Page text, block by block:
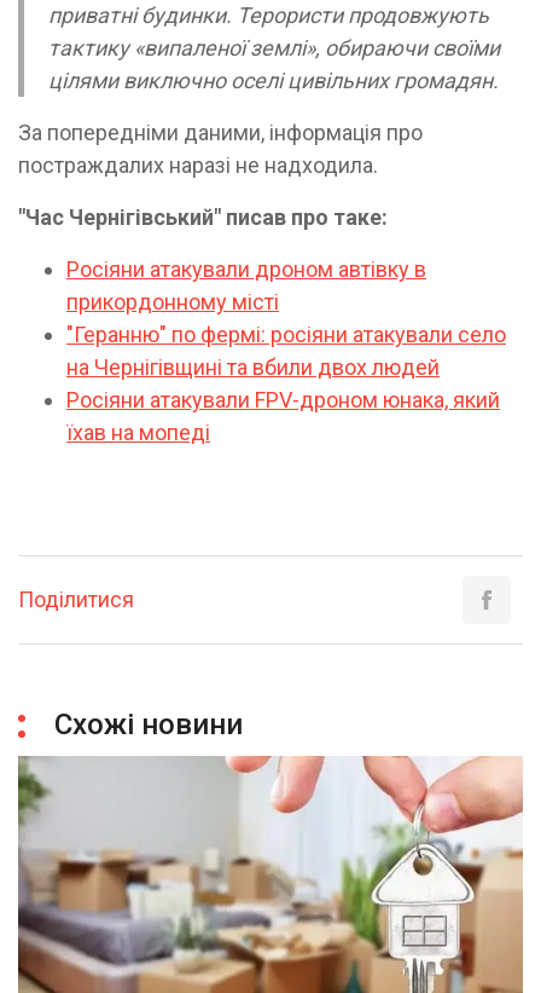
приватні будинки. Терористи продовжують
тактику «випаленої землі», обираючи своїми
цілями виключно оселі цивільних громадян.
За попередніми даними, інформація про
постраждалих наразі не надходила.
"Час Чернігівський" писав про таке:
Росіяни атакували дроном автівку в
прикордонному місті
"Геранню" по фермі: росіяни атакували село
на Чернігівщині та вбили двох людей
Росіяни атакували FPV-дроном юнака, який
їхав на мопеді
Поділитися
Схожі новини